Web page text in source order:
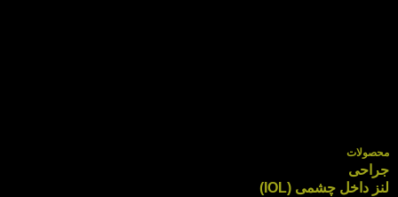
محصولات
جراحی
لنز داخل چشمی (IOL)